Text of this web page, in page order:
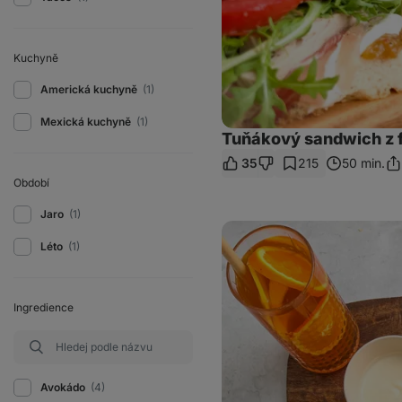
Kuchyně
Americká kuchyně (1)
Mexická kuchyně (1)
Období
Jaro (1)
Léto (1)
Ingredience
Avokádo (4)
Tuňákový sandwich z
35 215 50 min.
s
trhaným
hovězím
pečenými
patatas